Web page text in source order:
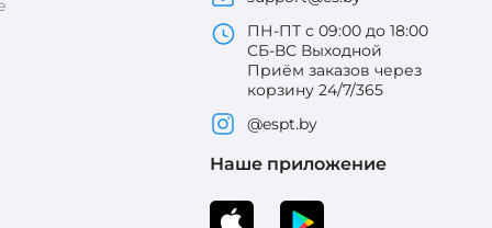
ПН-ПТ с 09:00 до 18:00
СБ-ВС Выходной
Приём заказов через
корзину 24/7/365
@espt.by
Наше приложение